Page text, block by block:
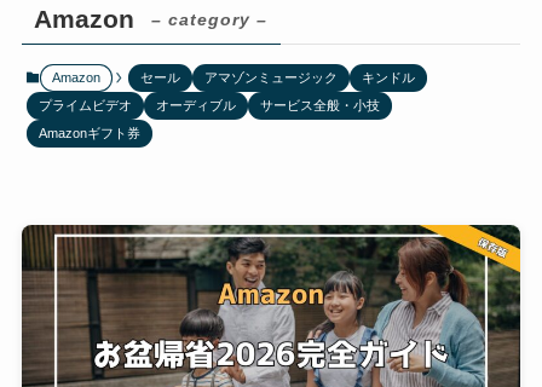
Amazon – category –
Amazon セール アマゾンミュージック
キンドル
プライムビデオ
オーディブル
サービス全般・小技
Amazonギフト券